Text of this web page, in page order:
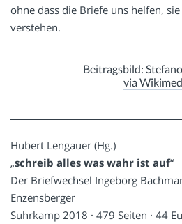
ohne dass die Briefe uns helfen,
verstehen.
Beitragsbild:
via
Hubert Lengauer (Hg.)
„schreib alles was wahr ist auf“
Der Briefwechsel Ingeborg
Enzensberger
Suhrkamp 2018 · 479 Seiten · 44